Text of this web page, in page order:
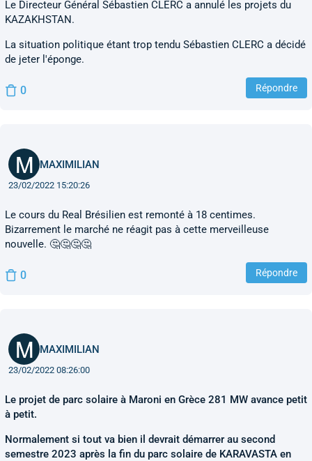
Le Directeur Général Sébastien CLERC a annulé les projets du
KAZAKHSTAN.
La situation politique étant trop tendu Sébastien CLERC a décidé
de jeter l'éponge.
0 Répondre
MAXIMILIAN
23/02/2022 15:20:26
Le cours du Real Brésilien est remonté à 18 centimes.
Bizarrement le marché ne réagit pas à cette merveilleuse
nouvelle. 🤔🤔🤔🤔
0 Répondre
MAXIMILIAN
23/02/2022 08:26:00
Le projet de parc solaire à Maroni en Grèce 281 MW avance petit
à petit.
Normalement si tout va bien il devrait démarrer au second
semestre 2023 après la fin du parc solaire de KARAVASTA en